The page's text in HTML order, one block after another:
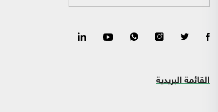
القائمة البريدية